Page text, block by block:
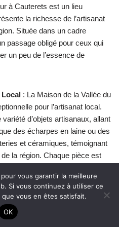
à Cauterets est un lieu
la richesse de l’artisanat
Située dans un cadre
passage obligé pour ceux qui
un peu de l’essence de
Local : La Maison de la Vallée du
pour l’artisanat local.
d’objets artisanaux, allant
des écharpes en laine ou des
et céramiques, témoignant
la région. Chaque pièce est
est également un lieu où
une gamme de produits du
alimentaires tels que des
vous garantir la meilleure
Si vous continuez à utiliser ce
vous en êtes satisfait.
OK